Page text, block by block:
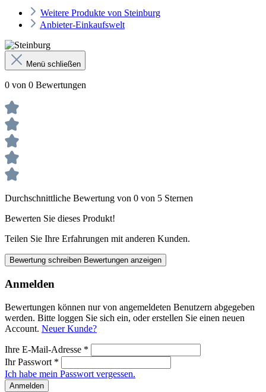
Weitere Produkte von Steinburg
Anbieter-Einkaufswelt
Menü schließen
0 von 0 Bewertungen
Durchschnittliche Bewertung von 0 von 5 Sternen
Bewerten Sie dieses Produkt!
Teilen Sie Ihre Erfahrungen mit anderen Kunden.
Bewertung schreiben Bewertungen anzeigen
Anmelden
Bewertungen können nur von angemeldeten Benutzern abgegeben
werden. Bitte loggen Sie sich ein, oder erstellen Sie einen neuen
Account. Neuer Kunde?
Ihre E-Mail-Adresse *
Ihr Passwort *
Ich habe mein Passwort vergessen.
Anmelden